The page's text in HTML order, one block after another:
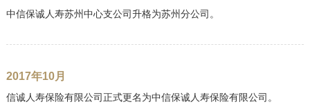
中信保诚人寿苏州中心支公司升格为苏州分公司。
2017年10月
信诚人寿保险有限公司正式更名为中信保诚人寿保险有限公司。